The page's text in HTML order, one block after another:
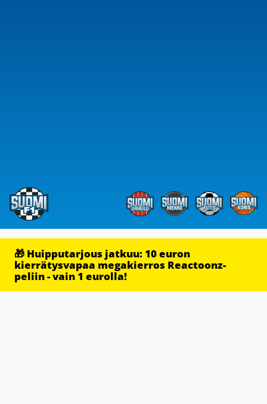
🎁 Huipputarjous jatkuu: 10 euron
kierrätysvapaa megakierros Reactoonz-
peliin - vain 1 eurolla!